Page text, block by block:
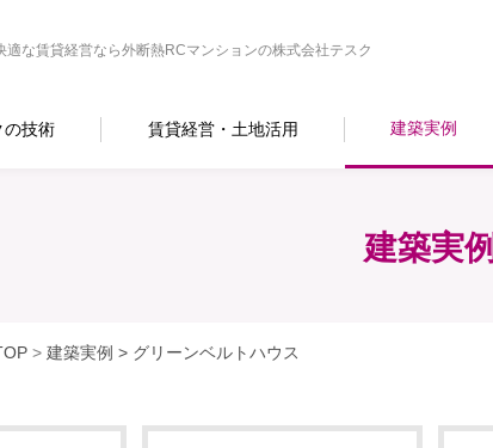
適な賃貸経営なら外断熱RCマンションの株式会社テスク
の技術 賃貸経営・土地活用 建築実例
建築実例
> 建築実例 > グリーンベルトハウス